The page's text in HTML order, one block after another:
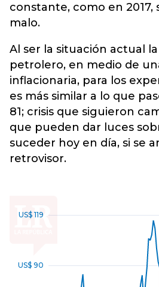
constante, como en 2017,
malo.
Al ser la situación actual
petrolero, en medio de
inflacionaria, para los
es más similar a lo que
81; crisis que siguieron
que pueden dar luces
suceder hoy en día, si se
retrovisor.